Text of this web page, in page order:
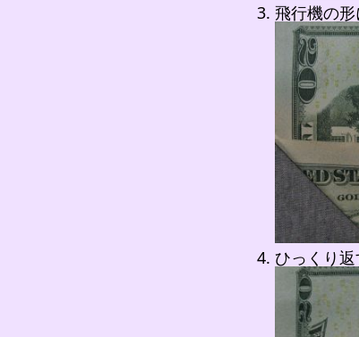
飛行機の
ひっくり返